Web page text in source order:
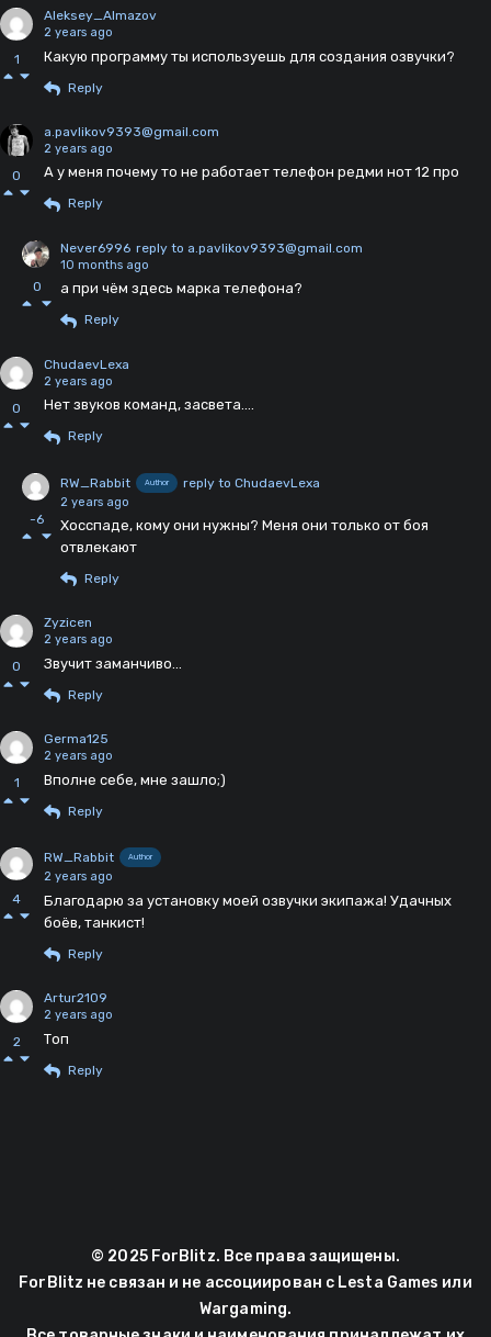
1
Aleksey_Almazov
2 years ago
Какую программу ты используешь для создания озвучки?
Reply
0
a.pavlikov9393@gmail.com
2 years ago
А у меня почему то не работает телефон редми нот 12 про
Reply
0
Never6996 reply to a.pavlikov9393@gmail.com
10 months ago
а при чём здесь марка телефона?
Reply
0
ChudaevLexa
2 years ago
Нет звуков команд, засвета....
Reply
-6
RW_Rabbit Author reply to ChudaevLexa
2 years ago
Хосспаде, кому они нужны? Меня они только от боя
отвлекают
Reply
0
Zyzicen
2 years ago
Звучит заманчиво...
Reply
1
Germa125
2 years ago
Вполне себе, мне зашло;)
Reply
4
RW_Rabbit Author
2 years ago
Благодарю за установку моей озвучки экипажа! Удачных
боёв, танкист!
Reply
2
Artur2109
2 years ago
Топ
Reply
© 2025 ForBlitz. Все права защищены.
ForBlitz не связан и не ассоциирован с Lesta Games или
Wargaming.